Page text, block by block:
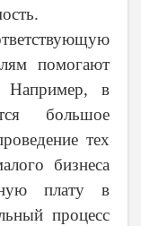
помогают
Например, в
большое
тех
бизнеса
плату в
процесс